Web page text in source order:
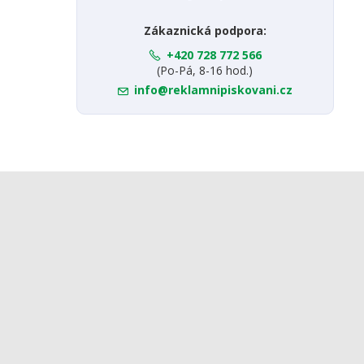
Zákaznická podpora:
+420 728 772 566
(Po-Pá, 8-16 hod.)
info@reklamnipiskovani.cz